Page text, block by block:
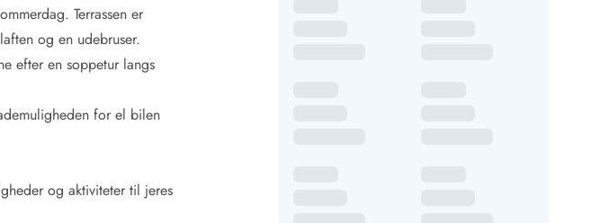
Terrassen er
og en udebruser.
efter en soppetur langs
for el bilen
og aktiviteter til jeres